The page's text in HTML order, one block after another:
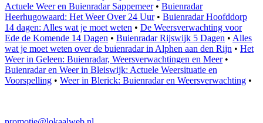
Actuele Weer en Buienradar Sappemeer• Buienradar
Heerhugowaard: Het Weer Over 24 Uur• Buienradar Hoofddorp
14 dagen: Alles wat je moet weten • De Weersverwachting voor
Ede de Komende 14 Dagen • Buienradar Rijswijk 5 Dagen • Alles
wat je moet weten over de buienradar in Alphen aan den Rijn • Het
Weer in Geleen: Buienradar, Weersverwachtingen en Meer•
Buienradar en Weer in Bleiswijk: Actuele Weersituatie en
Voorspelling • Weer in Blerick: Buienradar en Weersverwachting •